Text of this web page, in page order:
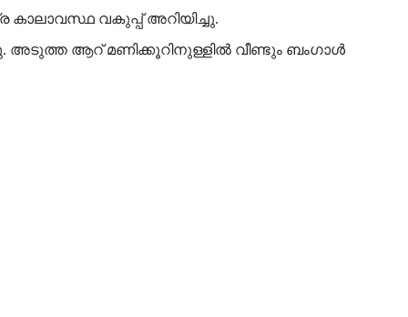
കാലാവസ്ഥ വകുപ്പ് അറിയിച്ചു.
അടുത്ത ആറ് മണിക്കൂറിനുള്ളില്‍ വീണ്ടും ബം​ഗാൾ